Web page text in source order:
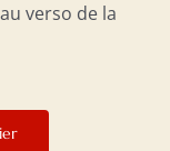
verso de la